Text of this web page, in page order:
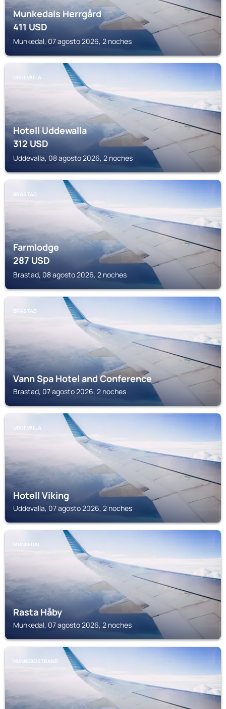
Munkedals Herrgård
411USD
Munkedal, 07 agosto 2026, 2 noches
UDDEVALLA
Hotell Uddewalla
312USD
Uddevalla, 08 agosto 2026, 2 noches
BRASTAD
Farmlodge
287USD
Brastad, 08 agosto 2026, 2 noches
BRASTAD
Vann Spa Hotel and Conference
Brastad, 07 agosto 2026, 2 noches
UDDEVALLA
Hotell Viking
Uddevalla, 07 agosto 2026, 2 noches
MUNKEDAL
Rasta Håby
Munkedal, 07 agosto 2026, 2 noches
HUNNEBOSTRAND